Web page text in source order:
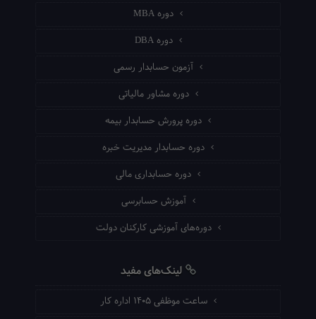
دوره MBA
دوره DBA
آزمون حسابدار رسمی
دوره مشاور مالیاتی
دوره پرورش حسابدار بیمه
دوره حسابدار مدیریت خبره
دوره حسابداری مالی
آموزش حسابرسی
دوره‌های آموزشی کارکنان دولت
لینک‌های مفید
ساعت موظفی ۱۴۰۵ اداره کار